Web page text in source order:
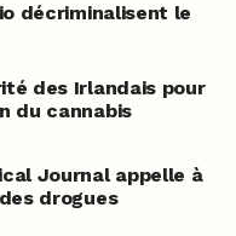
décriminalisent le
des Irlandais pour
du cannabis
Journal appelle à
drogues